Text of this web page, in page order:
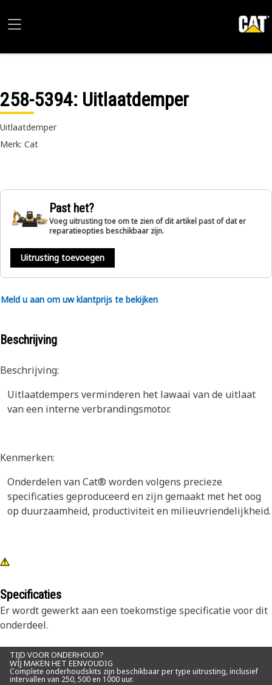
258-5394: Uitlaatdemper
Uitlaatdemper
Merk: Cat
Past het?
Voeg uitrusting toe om te zien of dit artikel past of dat er
reparatieopties beschikbaar zijn.
Uitrusting toevoegen
Meld u aan om uw klantprijs te bekijken
Beschrijving
Beschrijving:
Uitlaatdempers verminderen het lawaai van de uitlaat
van een interne verbrandingsmotor.
Kenmerken:
Onderdelen van Cat® worden volgens precieze
specificaties geproduceerd en zijn gemaakt met het oog
op duurzaamheid, productiviteit en milieuvriendelijkheid.
Specificaties
Er wordt gewerkt aan een toekomstige specificatie voor dit
onderdeel.
TIJD VOOR ONDERHOUD?
WIJ MAKEN HET EENVOUDIG
Complete onderhoudskits zijn beschikbaar per type uitrusting, inclusief
intervallen van 250, 500 en 1000 uur.